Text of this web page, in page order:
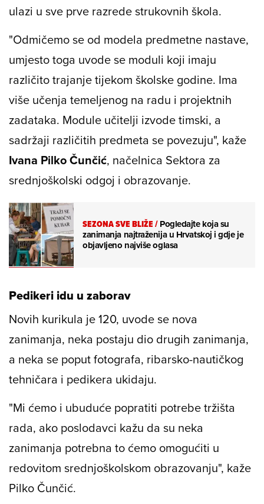
ulazi u sve prve razrede strukovnih škola.
"Odmičemo se od modela predmetne nastave,
umjesto toga uvode se moduli koji imaju
različito trajanje tijekom školske godine. Ima
više učenja temeljenog na radu i projektnih
zadataka. Module učitelji izvode timski, a
sadržaji različitih predmeta se povezuju", kaže
Ivana Pilko Čunčić, načelnica Sektora za
srednjoškolski odgoj i obrazovanje.
SEZONA SVE BLIŽE/Pogledajte koja su
zanimanja najtraženija u Hrvatskoj i gdje je
objavljeno najviše oglasa
Pedikeri idu u zaborav
Novih kurikula je 120, uvode se nova
zanimanja, neka postaju dio drugih zanimanja,
a neka se poput fotografa, ribarsko-nautičkog
tehničara i pedikera ukidaju.
"Mi ćemo i ubuduće popratiti potrebe tržišta
rada, ako poslodavci kažu da su neka
zanimanja potrebna to ćemo omogućiti u
redovitom srednjoškolskom obrazovanju", kaže
Pilko Čunčić.